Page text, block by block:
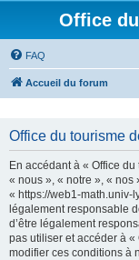
Office
FAQ
Accueil du forum
Office du tourisme
En accédant à « Office
« nous », « notre », « nos
« https://web1-math.univ-
légalement responsable
d’être légalement
pas utiliser et accéder à
modifier ces conditions à